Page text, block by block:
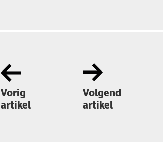
Vorig
artikel
Volgend
artikel